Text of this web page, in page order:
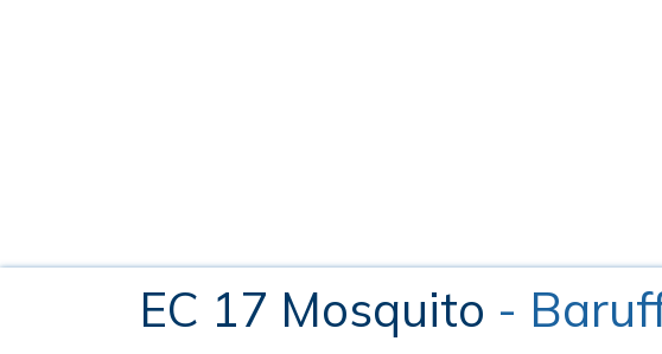
EC 17 Mosquito -